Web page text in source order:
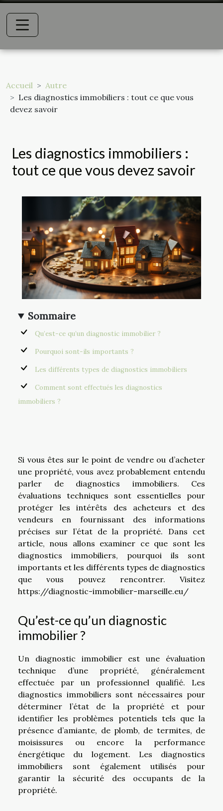
Accueil
Autre
Les diagnostics immobiliers : tout ce que vous
devez savoir
Les diagnostics immobiliers :
tout ce que vous devez savoir
Sommaire
Qu’est-ce qu’un diagnostic immobilier ?
Pourquoi sont-ils importants ?
Les différents types de diagnostics immobiliers
Comment sont effectués les diagnostics
immobiliers ?
Si vous êtes sur le point de vendre ou d’acheter
une propriété, vous avez probablement entendu
parler de diagnostics immobiliers. Ces
évaluations techniques sont essentielles pour
protéger les intérêts des acheteurs et des
vendeurs en fournissant des informations
précises sur l’état de la propriété. Dans cet
article, nous allons examiner ce que sont les
diagnostics immobiliers, pourquoi ils sont
importants et les différents types de diagnostics
que vous pouvez rencontrer. Visitez
https://diagnostic-immobilier-marseille.eu/
Qu’est-ce qu’un diagnostic
immobilier ?
Un diagnostic immobilier est une évaluation
technique d’une propriété, généralement
effectuée par un professionnel qualifié. Les
diagnostics immobiliers sont nécessaires pour
déterminer l’état de la propriété et pour
identifier les problèmes potentiels tels que la
présence d’amiante, de plomb, de termites, de
moisissures ou encore la performance
énergétique du logement. Les diagnostics
immobiliers sont également utilisés pour
garantir la sécurité des occupants de la
propriété.